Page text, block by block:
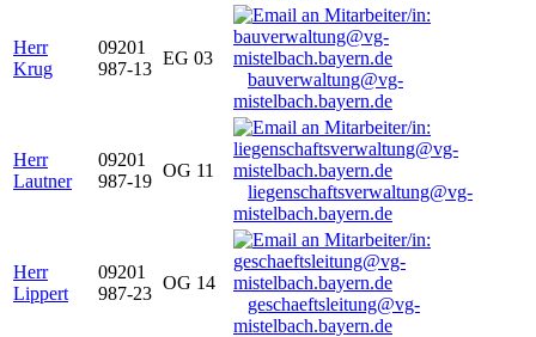
Herr
Krug
09201
987-13
EG 03
bauverwaltung@vg-
mistelbach.bayern.de
Herr
Lautner
09201
987-19
OG 11
liegenschaftsverwaltung@vg-
mistelbach.bayern.de
Herr
Lippert
09201
987-23
OG 14
geschaeftsleitung@vg-
mistelbach.bayern.de